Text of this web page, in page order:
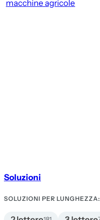
macchine agricole
Soluzioni
SOLUZIONI PER LUNGHEZZA: